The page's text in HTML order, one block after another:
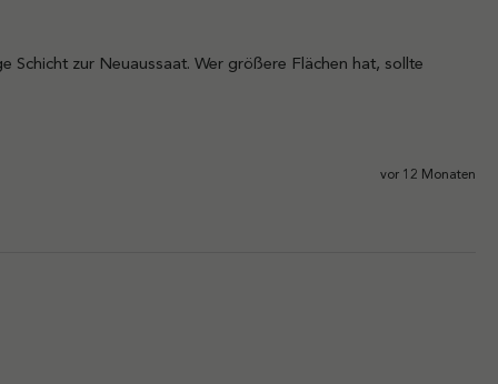
Schicht zur Neuaussaat. Wer größere Flächen hat, sollte
vor 12 Monaten